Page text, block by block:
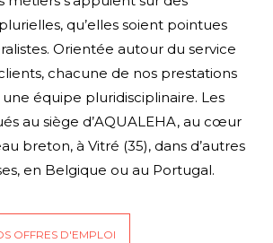
qu’elles soient pointues
Orientée autour du service
chacune de nos prestations
équipe pluridisciplinaire. Les
au siège d’AQUALEHA, au cœur
breton, à Vitré (35), dans d’autres
en Belgique ou au Portugal.
OFFRES D'EMPLOI